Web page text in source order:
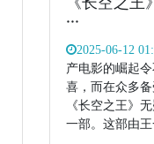
···
2025-06-12
产电影的崛起
喜，而在众多备
《长空之王》
一部。这部由王